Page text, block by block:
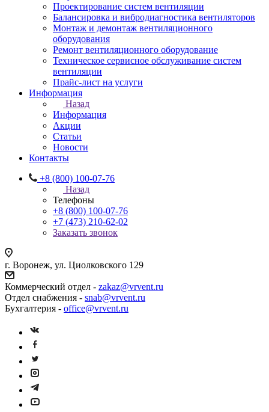
Проектирование систем вентиляции
Балансировка и вибродиагностика вентиляторов
Монтаж и демонтаж вентиляционного
оборудования
Ремонт вентиляционного оборудование
Техническое сервисное обслуживание систем
вентиляции
Прайс-лист на услуги
Информация
Назад
Информация
Акции
Статьи
Новости
Контакты
+8 (800) 100-07-76
Назад
Телефоны
+8 (800) 100-07-76
+7 (473) 210-62-02
Заказать звонок
г. Воронеж, ул. Циолковского 129
Коммерческий отдел - zakaz@vrvent.ru
Отдел снабжения - snab@vrvent.ru
Бухгалтерия - office@vrvent.ru